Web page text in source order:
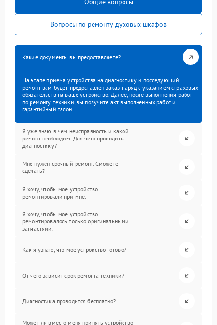
Общие вопросы
Вопросы по ремонту духовых шкафов
Какие документы вы предоставляете?
На этапе приема устройства на диагностику и последующий
ремонт вам будет предоставлен заказ-наряд с указанием страховых
обязательств на ваше устройство. Далее, после выполнения работ
по ремонту техники, вы получите акт выполненных работ и
гарантийный талон.
Я уже знаю в чем неисправность и какой
ремонт необходим. Для чего проводить
диагностику?
Мне нужен срочный ремонт. Сможете
сделать?
Я хочу, чтобы мое устройство
ремонтировали при мне.
Я хочу, чтобы мое устройство
ремонтировалось только оригинальными
запчастями.
Как я узнаю, что мое устройство готово?
От чего зависит срок ремонта техники?
Диагностика проводится бесплатно?
Может ли вместо меня принять устройство